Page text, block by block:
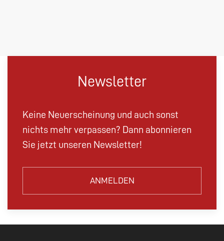
Newsletter
Keine Neuerscheinung und auch sonst
nichts mehr verpassen? Dann abonnieren
Sie jetzt unseren Newsletter!
ANMELDEN